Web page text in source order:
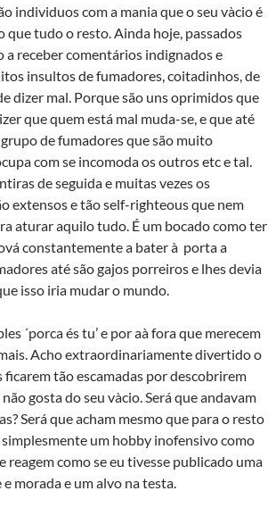
individuos com a mania que o seu và­cio é
que tudo o resto. Ainda hoje, passados
a receber comentários indignados e
insultos de fumadores, coitadinhos, de
dizer mal. Porque são uns oprimidos que
que quem está mal muda-se, e que até
de fumadores que são muito
com se incomoda os outros etc e tal.
de seguida e muitas vezes os
extensos e tão self-righteous que nem
aturar aquilo tudo. É um bocado como ter
constantemente a bater à porta a
até são gajos porreiros e lhes devia
isso iria mudar o mundo.
´porca és tu’ e por aà­ fora que merecem
Acho extraordinariamente divertido o
ficarem tão escamadas por descobrirem
gosta do seu và­cio. Será que andavam
Será que acham mesmo que para o resto
um hobby inofensivo como
reagem como se eu tivesse publicado uma
morada e um alvo na testa.